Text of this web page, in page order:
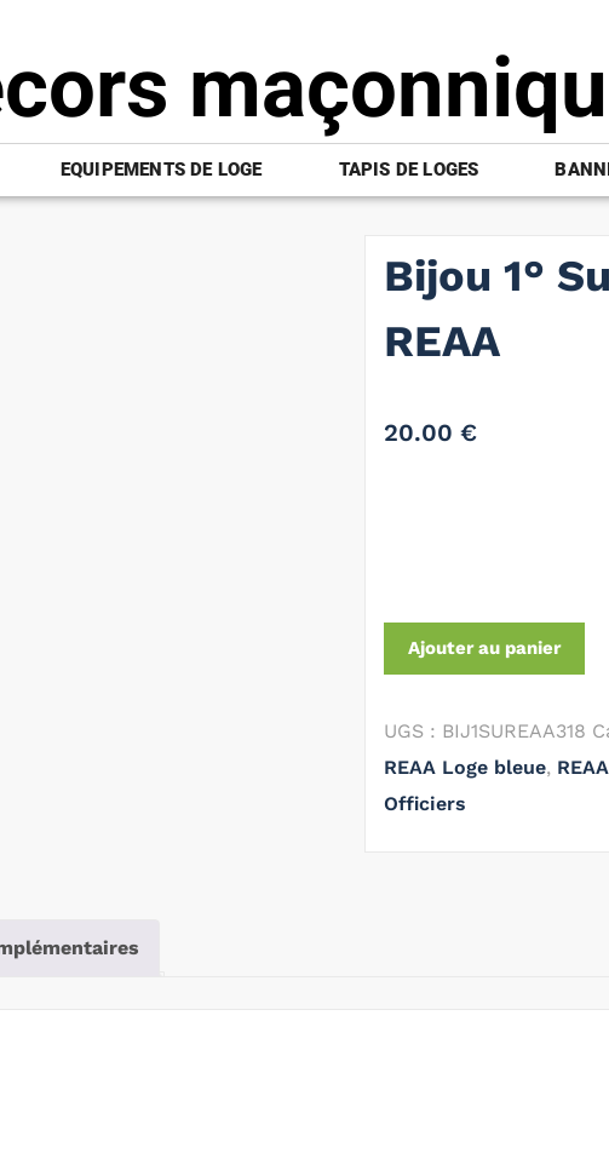
EQUIPEMENTS DE LOGE TAPIS DE LOGES
Bijou 1°
REAA
20.00 €
Ajouter au panier
UGS : BIJ1SUREAA318
REAA Loge bleue,
Officiers